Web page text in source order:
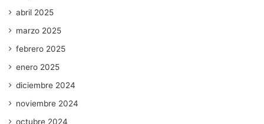
abril 2025
marzo 2025
febrero 2025
enero 2025
diciembre 2024
noviembre 2024
octubre 2024